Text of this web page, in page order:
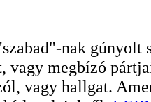
nak
vagy megbízó
vagy hallgat.